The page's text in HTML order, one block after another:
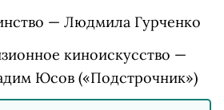
— Людмила Гурченко
киноискусство —
Юсов («Подстрочник»)